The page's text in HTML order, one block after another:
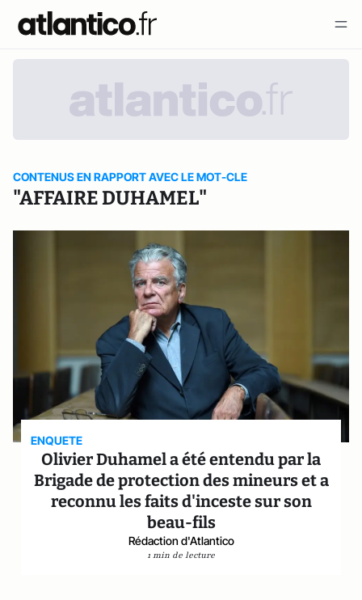
CONTENUS EN RAPPORT AVEC LE MOT-CLE
"AFFAIRE DUHAMEL"
ENQUETE
Olivier Duhamel a été entendu par la
Brigade de protection des mineurs et a
reconnu les faits d'inceste sur son
beau-fils
Rédaction d'Atlantico
1 min de lecture